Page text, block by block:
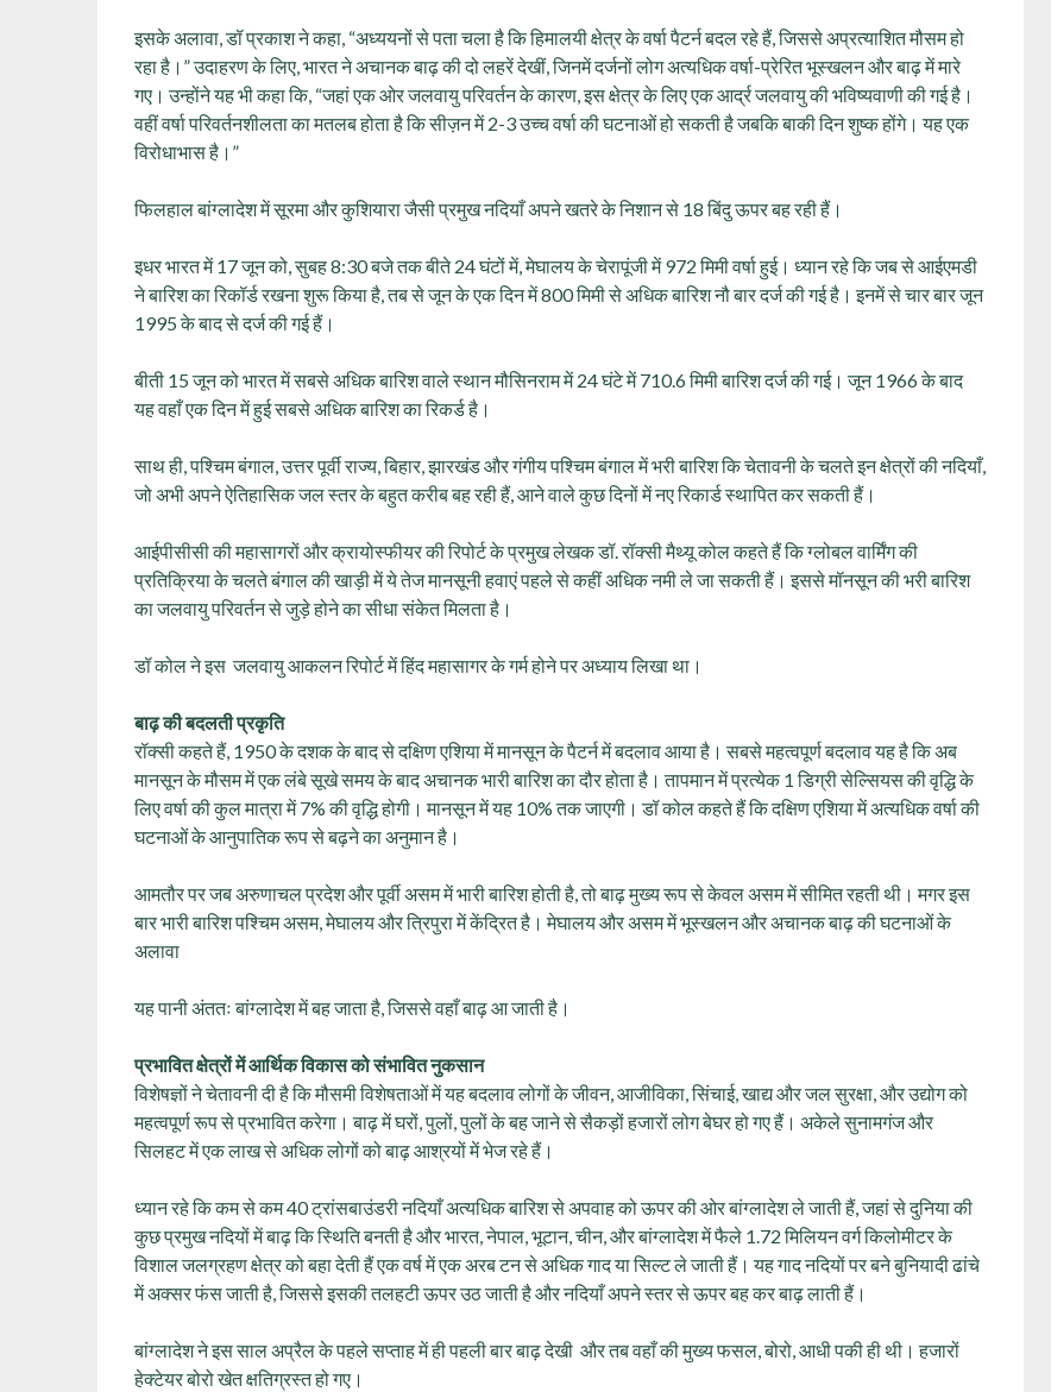
इसके अलावा, डॉ प्रकाश ने कहा, “अध्ययनों से पता चला है कि हिमालयी क्षेत्र के वर्षा पैटर्न बदल रहे हैं, जिससे अप्रत्याशित मौसम हो
रहा है।” उदाहरण के लिए, भारत ने अचानक बाढ़ की दो लहरें देखीं, जिनमें दर्जनों लोग अत्यधिक वर्षा-प्रेरित भूस्खलन और बाढ़ में मारे
गए। उन्होंने यह भी कहा कि, “जहां एक ओर जलवायु परिवर्तन के कारण, इस क्षेत्र के लिए एक आर्द्र जलवायु की भविष्यवाणी की गई है।
वहीं वर्षा परिवर्तनशीलता का मतलब होता है कि सीज़न में 2-3 उच्च वर्षा की घटनाओं हो सकती है जबकि बाकी दिन शुष्क होंगे। यह एक
विरोधाभास है।”
फिलहाल बांग्लादेश में सूरमा और कुशियारा जैसी प्रमुख नदियाँ अपने खतरे के निशान से 18 बिंदु ऊपर बह रही हैं।
इधर भारत में 17 जून को, सुबह 8:30 बजे तक बीते 24 घंटों में, मेघालय के चेरापूंजी में 972 मिमी वर्षा हुई। ध्यान रहे कि जब से आईएमडी
ने बारिश का रिकॉर्ड रखना शुरू किया है, तब से जून के एक दिन में 800 मिमी से अधिक बारिश नौ बार दर्ज की गई है। इनमें से चार बार जून
1995 के बाद से दर्ज की गई हैं।
बीती 15 जून को भारत में सबसे अधिक बारिश वाले स्थान मौसिनराम में 24 घंटे में 710.6 मिमी बारिश दर्ज की गई। जून 1966 के बाद
यह वहाँ एक दिन में हुई सबसे अधिक बारिश का रिकर्ड है।
साथ ही, पश्चिम बंगाल, उत्तर पूर्वी राज्य, बिहार, झारखंड और गंगीय पश्चिम बंगाल में भरी बारिश कि चेतावनी के चलते इन क्षेत्रों की नदियाँ,
जो अभी अपने ऐतिहासिक जल स्तर के बहुत करीब बह रही हैं, आने वाले कुछ दिनों में नए रिकार्ड स्थापित कर सकती हैं।
आईपीसीसी की महासागरों और क्रायोस्फीयर की रिपोर्ट के प्रमुख लेखक डॉ. रॉक्सी मैथ्यू कोल कहते हैं कि ग्लोबल वार्मिंग की
प्रतिक्रिया के चलते बंगाल की खाड़ी में ये तेज मानसूनी हवाएं पहले से कहीं अधिक नमी ले जा सकती हैं। इससे मॉनसून की भरी बारिश
का जलवायु परिवर्तन से जुड़े होने का सीधा संकेत मिलता है।
डॉ कोल ने इस जलवायु आकलन रिपोर्ट में हिंद महासागर के गर्म होने पर अध्याय लिखा था।
बाढ़ की बदलती प्रकृति
रॉक्सी कहते हैं, 1950 के दशक के बाद से दक्षिण एशिया में मानसून के पैटर्न में बदलाव आया है। सबसे महत्वपूर्ण बदलाव यह है कि अब
मानसून के मौसम में एक लंबे सूखे समय के बाद अचानक भारी बारिश का दौर होता है। तापमान में प्रत्येक 1 डिग्री सेल्सियस की वृद्धि के
लिए वर्षा की कुल मात्रा में 7% की वृद्धि होगी। मानसून में यह 10% तक जाएगी। डॉ कोल कहते हैं कि दक्षिण एशिया में अत्यधिक वर्षा की
घटनाओं के आनुपातिक रूप से बढ़ने का अनुमान है।
आमतौर पर जब अरुणाचल प्रदेश और पूर्वी असम में भारी बारिश होती है, तो बाढ़ मुख्य रूप से केवल असम में सीमित रहती थी। मगर इस
बार भारी बारिश पश्चिम असम, मेघालय और त्रिपुरा में केंद्रित है। मेघालय और असम में भूस्खलन और अचानक बाढ़ की घटनाओं के
अलावा
यह पानी अंततः बांग्लादेश में बह जाता है, जिससे वहाँ बाढ़ आ जाती है।
प्रभावित क्षेत्रों में आर्थिक विकास को संभावित नुकसान
विशेषज्ञों ने चेतावनी दी है कि मौसमी विशेषताओं में यह बदलाव लोगों के जीवन, आजीविका, सिंचाई, खाद्य और जल सुरक्षा, और उद्योग को
महत्वपूर्ण रूप से प्रभावित करेगा। बाढ़ में घरों, पुलों, पुलों के बह जाने से सैकड़ों हजारों लोग बेघर हो गए हैं। अकेले सुनामगंज और
सिलहट में एक लाख से अधिक लोगों को बाढ़ आश्रयों में भेज रहे हैं।
ध्यान रहे कि कम से कम 40 ट्रांसबाउंडरी नदियाँ अत्यधिक बारिश से अपवाह को ऊपर की ओर बांग्लादेश ले जाती हैं, जहां से दुनिया की
कुछ प्रमुख नदियों में बाढ़ कि स्थिति बनती है और भारत, नेपाल, भूटान, चीन, और बांग्लादेश में फैले 1.72 मिलियन वर्ग किलोमीटर के
विशाल जलग्रहण क्षेत्र को बहा देती हैं एक वर्ष में एक अरब टन से अधिक गाद या सिल्ट ले जाती हैं। यह गाद नदियों पर बने बुनियादी ढांचे
में अक्सर फंस जाती है, जिससे इसकी तलहटी ऊपर उठ जाती है और नदियाँ अपने स्तर से ऊपर बह कर बाढ़ लाती हैं।
बांग्लादेश ने इस साल अप्रैल के पहले सप्ताह में ही पहली बार बाढ़ देखी और तब वहाँ की मुख्य फसल, बोरो, आधी पकी ही थी। हजारों
हेक्टेयर बोरो खेत क्षतिग्रस्त हो गए।